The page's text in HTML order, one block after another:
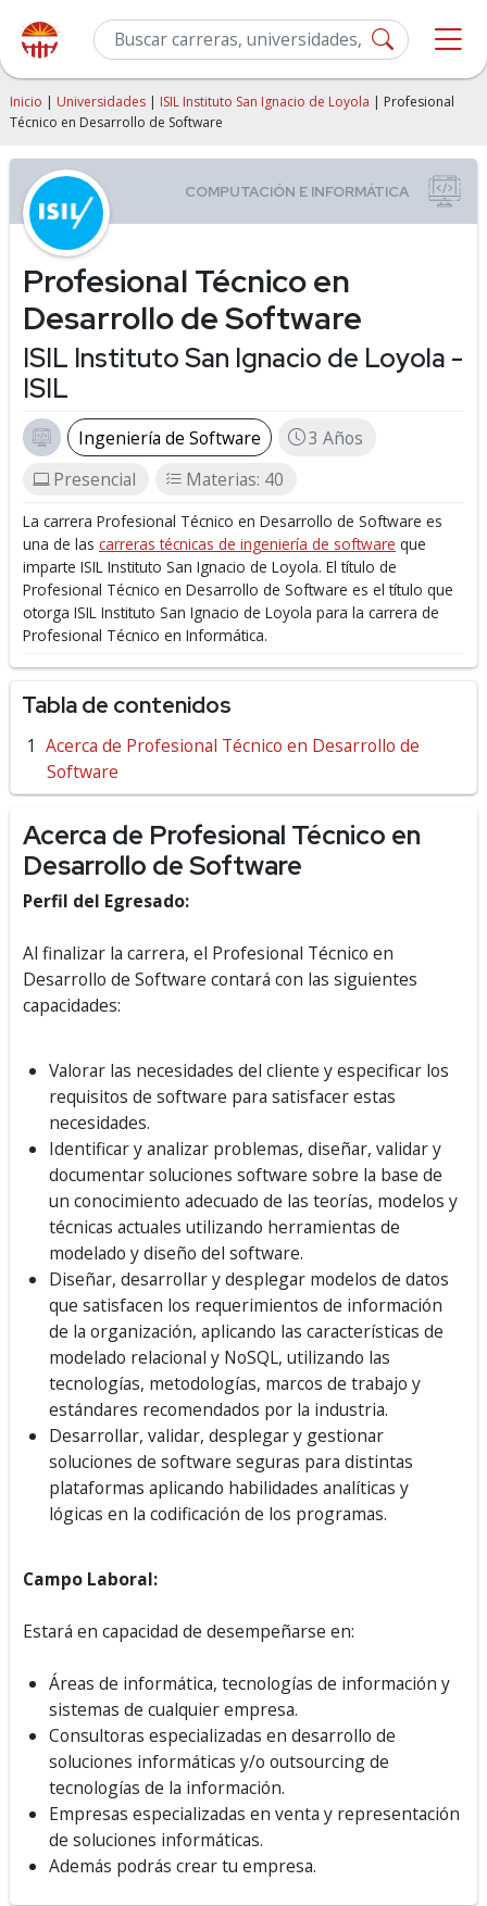
Inicio | Universidades | ISIL Instituto San Ignacio de Loyola | Profesional
Técnico en Desarrollo de Software
Profesional Técnico en
Desarrollo de Software
ISIL Instituto San Ignacio de Loyola -
ISIL
Ingeniería de Software
3 Años
Presencial
Materias: 40
La carrera Profesional Técnico en Desarrollo de Software es
una de las carreras técnicas de ingeniería de software que
imparte ISIL Instituto San Ignacio de Loyola. El título de
Profesional Técnico en Desarrollo de Software es el título que
otorga ISIL Instituto San Ignacio de Loyola para la carrera de
Profesional Técnico en Informática.
Tabla de contenidos
Acerca de Profesional Técnico en Desarrollo de
Software
Acerca de Profesional Técnico en
Desarrollo de Software
Perfil del Egresado:
Al finalizar la carrera, el Profesional Técnico en
Desarrollo de Software contará con las siguientes
capacidades:
Valorar las necesidades del cliente y especificar los
requisitos de software para satisfacer estas
necesidades.
Identificar y analizar problemas, diseñar, validar y
documentar soluciones software sobre la base de
un conocimiento adecuado de las teorías, modelos y
técnicas actuales utilizando herramientas de
modelado y diseño del software.
Diseñar, desarrollar y desplegar modelos de datos
que satisfacen los requerimientos de información
de la organización, aplicando las características de
modelado relacional y NoSQL, utilizando las
tecnologías, metodologías, marcos de trabajo y
estándares recomendados por la industria.
Desarrollar, validar, desplegar y gestionar
soluciones de software seguras para distintas
plataformas aplicando habilidades analíticas y
lógicas en la codificación de los programas.
Campo Laboral:
Estará en capacidad de desempeñarse en:
Áreas de informática, tecnologías de información y
sistemas de cualquier empresa.
Consultoras especializadas en desarrollo de
soluciones informáticas y/o outsourcing de
tecnologías de la información.
Empresas especializadas en venta y representación
de soluciones informáticas.
Además podrás crear tu empresa.